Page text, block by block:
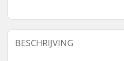
BESCHRIJVING